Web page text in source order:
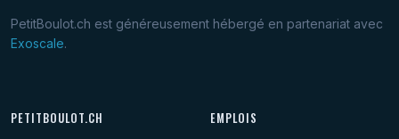
PetitBoulot.ch est généreusement hébergé en partenariat avec
Exoscale.
PETITBOULOT.CH EMPLOIS